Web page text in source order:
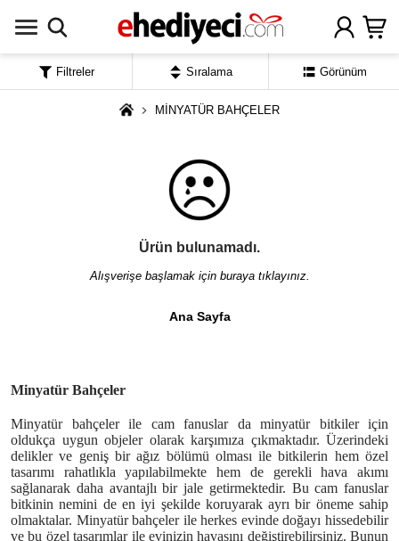
MİNYATÜR BAHÇELER
Ürün bulunamadı.
Alışverişe başlamak için buraya tıklayınız.
Ana Sayfa
Minyatür Bahçeler
Minyatür bahçeler ile cam fanuslar da minyatür bitkiler için
oldukça uygun objeler olarak karşımıza çıkmaktadır. Üzerindeki
delikler ve geniş bir ağız bölümü olması ile bitkilerin hem özel
tasarımı rahatlıkla yapılabilmekte hem de gerekli hava akımı
sağlanarak daha avantajlı bir jale getirmektedir. Bu cam fanuslar
bitkinin nemini de en iyi şekilde koruyarak ayrı bir öneme sahip
olmaktalar. Minyatür bahçeler ile herkes evinde doğayı hissedebilir
ve bu özel tasarımlar ile evinizin havasını değiştirebilirsiniz. Bunun
Filtreler Sıralama Görünüm